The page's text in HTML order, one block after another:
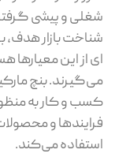
شغلی و پیشی گرفتن
شناخت بازار هدف،
ای از این معیارها
می‌گیرند. بنچ
کسب و کار به
فرایندها و
استفاده می‌کند.